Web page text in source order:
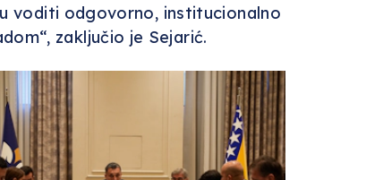
voditi odgovorno, institucionalno
zaključio je Sejarić.